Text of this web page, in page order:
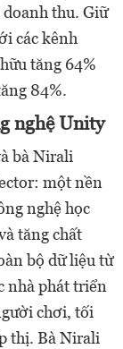
thu. Giữ
các kênh
tăng 64%
84%.
nghệ Unity
bà Nirali
một nền
nghệ học
tăng chất
bộ dữ liệu từ
nhà phát triển
chơi, tối
thị. Bà Nirali